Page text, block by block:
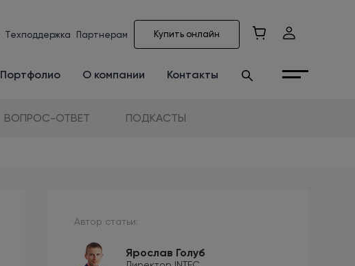
Техподдержка Партнерам Купить онлайн
Портфолио О компании Контакты
ВОПРОС-ОТВЕТ ПОДКАСТЫ
Автор статьи:
Ярослав Голуб